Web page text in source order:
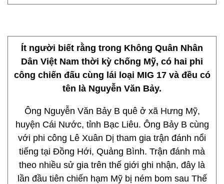
Ít người biết rằng trong Không Quân Nhân
Dân Việt Nam thời kỳ chống Mỹ, có hai phi
công chiến đấu cùng lái loại MIG 17 và đều có
tên là Nguyễn Văn Bảy.
Ông Nguyễn Văn Bảy B quê ở xã Hưng Mỹ,
huyện Cái Nước, tỉnh Bạc Liêu. Ông Bảy B cùng
với phi công Lê Xuân Dị tham gia trận đánh nổi
tiếng tại Đồng Hới, Quảng Bình. Trận đánh mà
theo nhiều sử gia trên thế giới ghi nhận, đây là
lần đầu tiên chiến hạm Mỹ bị ném bom sau Thế